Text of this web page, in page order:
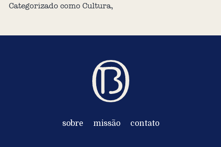
Categorizado como Cultura,
sobre missão contato